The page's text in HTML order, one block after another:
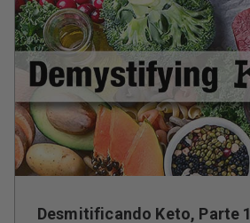
Desmitificando Keto, Parte 1